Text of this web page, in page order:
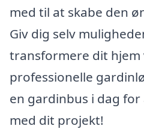
med til at skabe den
Giv dig selv
transformere dit
professionelle
en gardinbus i dag
med dit projekt!